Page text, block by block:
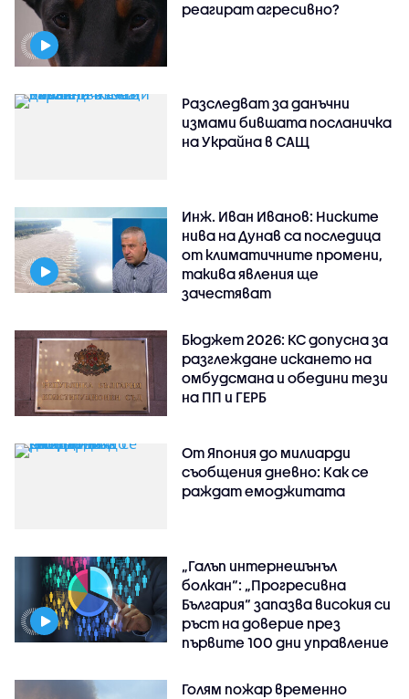
реагират агресивно?
Разследват за данъчни
измами бившата посланичка
на Украйна в САЩ
Инж. Иван Иванов: Ниските
нива на Дунав са последица
от климатичните промени,
такива явления ще
зачестяват
Бюджет 2026: КС допусна за
разглеждане искането на
омбудсмана и обедини тези
на ПП и ГЕРБ
От Япония до милиарди
съобщения дневно: Как се
раждат емоджитата
„Галъп интернешънъл
болкан“: „Прогресивна
България“ запазва високия си
ръст на доверие през
първите 100 дни управление
Голям пожар временно